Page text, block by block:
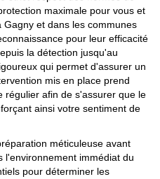
maximale pour vous et
et dans les communes
pour leur efficacité
la détection jusqu'au
qui permet d'assurer un
mis en place prend
régulier afin de s'assurer que le
ainsi votre sentiment de
méticuleuse avant
l'environnement immédiat du
pour déterminer les